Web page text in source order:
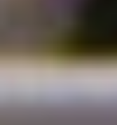
Related